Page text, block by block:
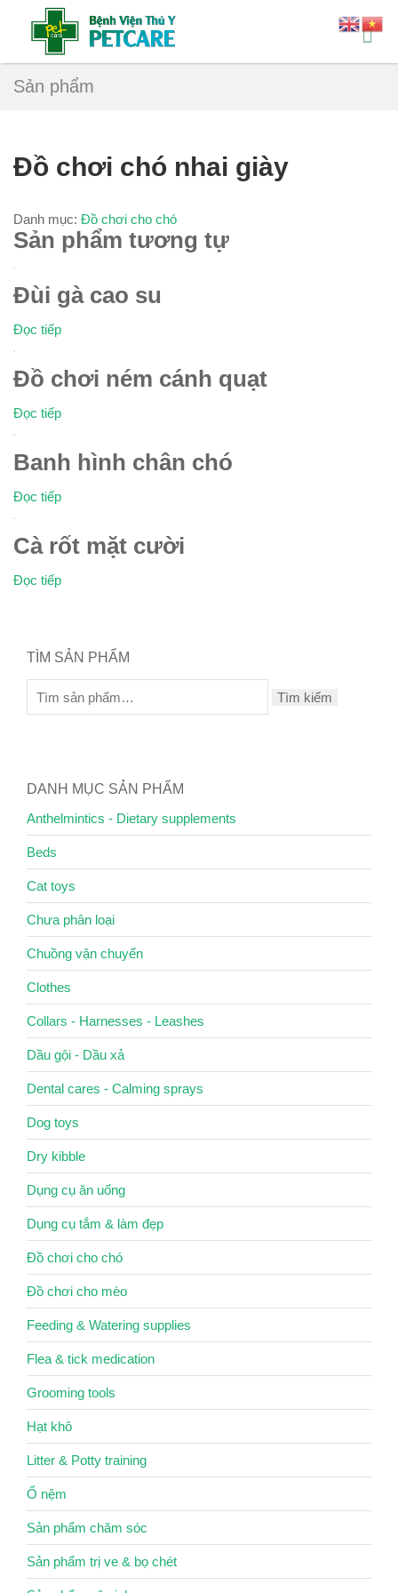
Sản phẩm
Đồ chơi chó nhai giày
Danh mục: Đồ chơi cho chó
Sản phẩm tương tự
Đùi gà cao su
Đọc tiếp
Đồ chơi ném cánh quạt
Đọc tiếp
Banh hình chân chó
Đọc tiếp
Cà rốt mặt cười
Đọc tiếp
TÌM SẢN PHẨM
Tìm kiếm
DANH MỤC SẢN PHẨM
Anthelmintics - Dietary supplements
Beds
Cat toys
Chưa phân loại
Chuồng vận chuyển
Clothes
Collars - Harnesses - Leashes
Dầu gội - Dầu xả
Dental cares - Calming sprays
Dog toys
Dry kibble
Dụng cụ ăn uống
Dụng cụ tắm & làm đẹp
Đồ chơi cho chó
Đồ chơi cho mèo
Feeding & Watering supplies
Flea & tick medication
Grooming tools
Hạt khô
Litter & Potty training
Ổ nệm
Sản phẩm chăm sóc
Sản phẩm trị ve & bọ chét